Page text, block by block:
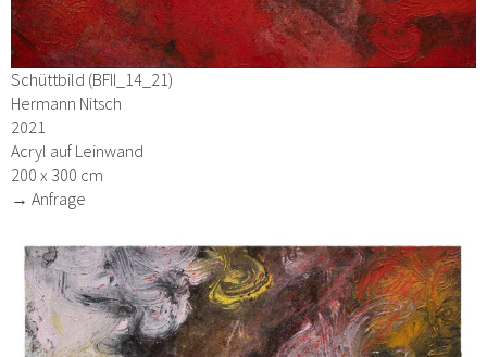
Schüttbild (BFII_14_21)
Hermann Nitsch
2021
Acryl auf Leinwand
200 x 300 cm
→ Anfrage